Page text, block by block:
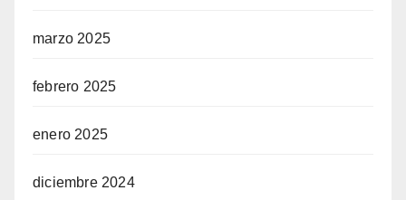
marzo 2025
febrero 2025
enero 2025
diciembre 2024